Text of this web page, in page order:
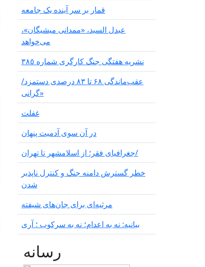
قمار بر سر آینده یک جامعه
عبدل السید، «ممدانی میشیگان»،
می‌خواهد
نشریە هفتگی جنگ کارگری شمارە ٣٨٥
عقب‌ماندگی ۶۸ تا ۸۳ درصدی دستمزد/
«گرانی
غفلت
در آن سوی آدمیت پنهان
جغرافیای فقر؛ از اسلامشهر تا تهران/
خطر گسترش دامنه جنگ و کنترل ناپذیر
شدن
مرثیه‌ای برای جان‌های شیفته
بیانیه: نه به اعدام؛ نه به سرکوب ؛ آری
رسانه